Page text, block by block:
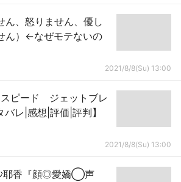
ん、怒りません、優し
ん）←なぜモテないの
2021/8/8(Su) 13:00
スピード ジェットブレ
レ|感想|評価|評判】
2021/8/8(Su) 13:00
耶香『顔◎愛嬌◯声